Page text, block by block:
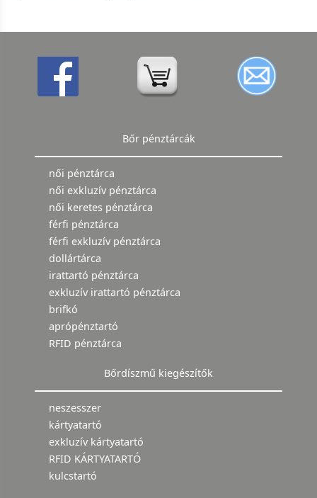
Bőr pénztárcák
női pénztárca
női exkluzív pénztárca
női keretes pénztárca
férfi pénztárca
férfi exkluzív pénztárca
dollártárca
irattartó pénztárca
exkluzív irattartó pénztárca
brifkó
aprópénztartó
RFID pénztárca
Bőrdíszmű kiegészítők
neszesszer
kártyatartó
exkluzív kártyatartó
RFID KÁRTYATARTÓ
kulcstartó